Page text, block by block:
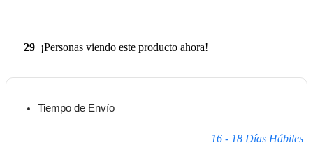
29 ¡Personas viendo este producto ahora!
Tiempo de Envío
16 - 18 Días Hábiles